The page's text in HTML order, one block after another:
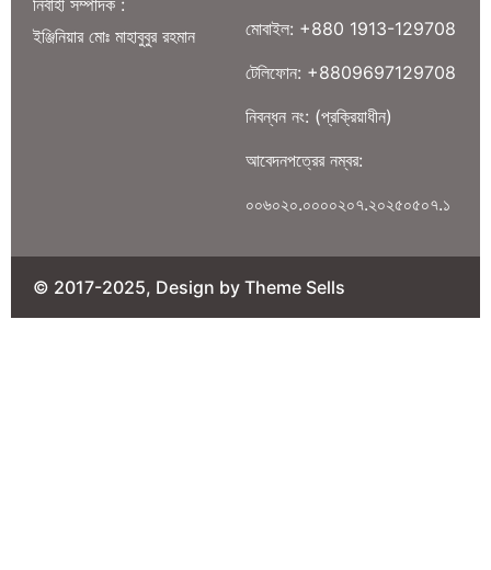
ইঞ্জিনিয়ার মোঃ মাহাবুবুর রহমান
মোবাইল: +880 1913-129708
টেলিফোন: +8809697129708
নিবন্ধন নং: (প্রক্রিয়াধীন)
আবেদনপত্রের নম্বর:
০০৬০২০.০০০০২০৭.২০২৫০৫০৭.১
© 2017-2025, Design by Theme Sells